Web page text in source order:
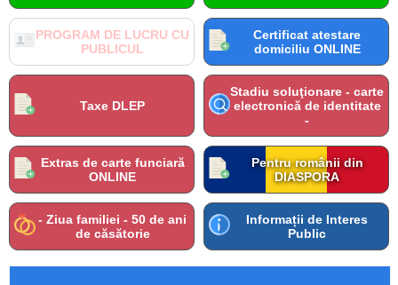
PROGRAM DE LUCRU CU
PUBLICUL
Certificat atestare
domiciliu ONLINE
Taxe DLEP
Stadiu soluţionare - carte
electronică de identitate
-
Extras de carte funciară
ONLINE
Pentru românii din
DIASPORA
- Ziua familiei - 50 de ani
de căsătorie
Informații de Interes
Public